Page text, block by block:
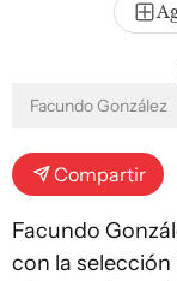
Facundo González
Compartir
Facundo
con la selección